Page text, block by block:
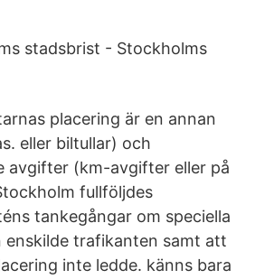
stadsbrist - Stockholms
placering är en annan
eller biltullar) och
avgifter (km-avgifter eller på
fullföljdes
tankegångar om speciella
enskilde trafikanten samt att
inte ledde. känns bara